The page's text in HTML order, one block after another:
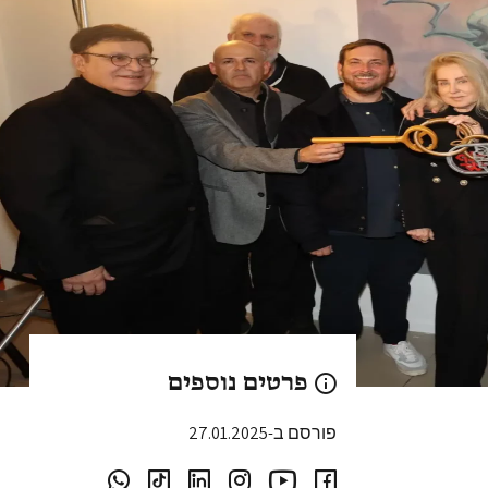
פרטים נוספים
פורסם ב-27.01.2025